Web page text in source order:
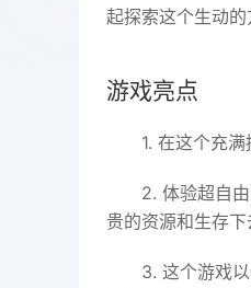
起探索这个生动
游戏亮点
1. 在这个充
2. 体验超自
贵的资源和生存下
3. 这个游戏